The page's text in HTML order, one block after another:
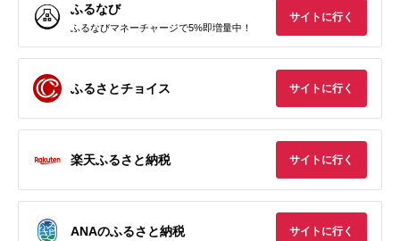
ふるなび
ふるなびマネーチャージで5%即増量中！
サイトに行く
ふるさとチョイス サイトに行く
楽天ふるさと納税 サイトに行く
ANAのふるさと納税 サイトに行く